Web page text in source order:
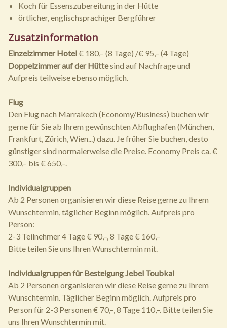
Koch für Essenszubereitung in der Hütte
örtlicher, englischsprachiger Bergführer
Zusatzinformation
Einzelzimmer Hotel€ 180,– (8 Tage) /€ 95,– (4 Tage)
Doppelzimmer auf der Hüttesind auf Nachfrage und
Aufpreis teilweise ebenso möglich.
Flug
Den Flug nach Marrakech (Economy/Business) buchen wir
gerne für Sie ab Ihrem gewünschten Abflughafen (München,
Frankfurt, Zürich, Wien...) dazu. Je früher Sie buchen, desto
günstiger sind normalerweise die Preise. Economy Preis ca. €
300,– bis € 650,–.
Individualgruppen
Ab 2 Personen organisieren wir diese Reise gerne zu Ihrem
Wunschtermin, täglicher Beginn möglich. Aufpreis pro
Person:
2-3 Teilnehmer 4 Tage € 90,–, 8 Tage € 160,–
Bitte teilen Sie uns Ihren Wunschtermin mit.
Individualgruppen für Besteigung Jebel Toubkal
Ab 2 Personen organisieren wir diese Reise gerne zu Ihrem
Wunschtermin. Täglicher Beginn möglich. Aufpreis pro
Person für 2-3 Personen € 70,–, 8 Tage 110,–. Bitte teilen Sie
uns Ihren Wunschtermin mit.